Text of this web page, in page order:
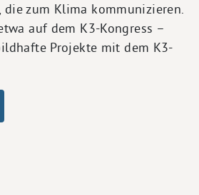
die zum Klima kommunizieren.
auf dem K3-Kongress –
Projekte mit dem K3-